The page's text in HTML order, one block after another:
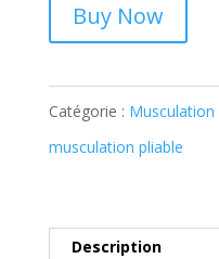
Buy Now
Catégorie : Musculation
musculation pliable
Description